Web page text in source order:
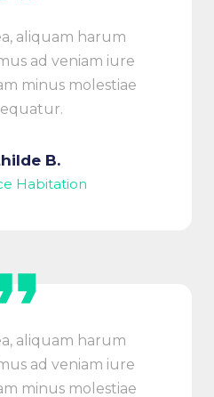
aliquam harum
ad veniam iure
minus molestiae
B.
Habitation
aliquam harum
ad veniam iure
minus molestiae